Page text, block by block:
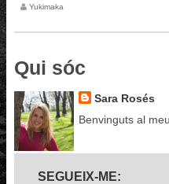
Yukimaka
Qui sóc
Sara Rosés
Benvinguts al
SEGUEIX-ME: